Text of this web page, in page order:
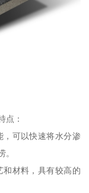
点：
，可以快速将水分渗
。
和材料，具有较高的